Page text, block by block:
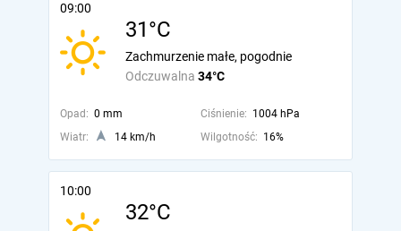
09:00
31°C
Odczuwalna 34°C
Zachmurzenie małe, pogodnie
Opad: 0 mm Ciśnienie: 1004 hPa
Wiatr:
14 km/h Wilgotność: 16%
10:00
32°C